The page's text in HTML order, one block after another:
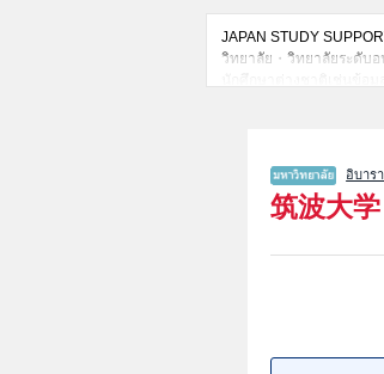
JAPAN STUDY
วิทยาลัย・วิทยาลัยระดับ
นักศึกษาต่างชาติเช่นข้อ
อิบาร
筑波大学